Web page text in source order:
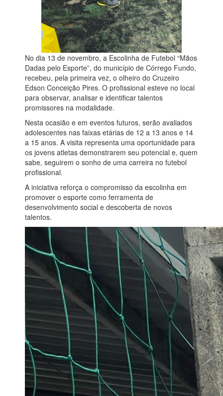
No dia 13 de novembro, a Escolinha de Futebol “Mãos
Dadas pelo Esporte”, do município de Córrego Fundo,
recebeu, pela primeira vez, o olheiro do Cruzeiro
Edson Conceição Pires. O profissional esteve no local
para observar, analisar e identificar talentos
promissores na modalidade.
Nesta ocasião e em eventos futuros, serão avaliados
adolescentes nas faixas etárias de 12 a 13 anos e 14
a 15 anos. A visita representa uma oportunidade para
os jovens atletas demonstrarem seu potencial e, quem
sabe, seguirem o sonho de uma carreira no futebol
profissional.
A iniciativa reforça o compromisso da escolinha em
promover o esporte como ferramenta de
desenvolvimento social e descoberta de novos
talentos.